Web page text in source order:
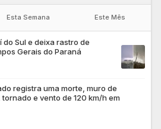
Esta Semana Este Mês
do Sul e deixa rastro de
Gerais do Paraná
registra uma morte, muro de
e vento de 120 km/h em